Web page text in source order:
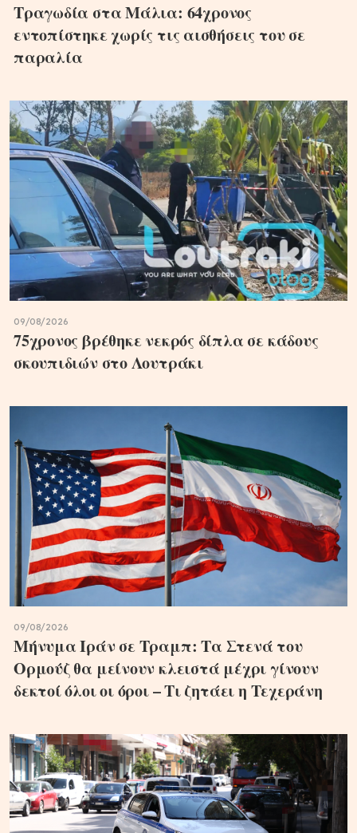
Τραγωδία στα Μάλια: 64χρονος
εντοπίστηκε χωρίς τις αισθήσεις του σε
παραλία
09/08/2026
75χρονος βρέθηκε νεκρός δίπλα σε κάδους
σκουπιδιών στο Λουτράκι
09/08/2026
Μήνυμα Ιράν σε Τραμπ: Τα Στενά του
Ορμούζ θα μείνουν κλειστά μέχρι γίνουν
δεκτοί όλοι οι όροι – Τι ζητάει η Τεχεράνη